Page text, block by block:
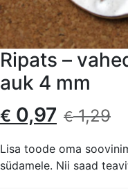
Ripats –
auk 4 mm
€1,29
Algne
hind
oli:
€ 0,97
Current
price
is:
Lisa toode oma
südamele. Nii saad